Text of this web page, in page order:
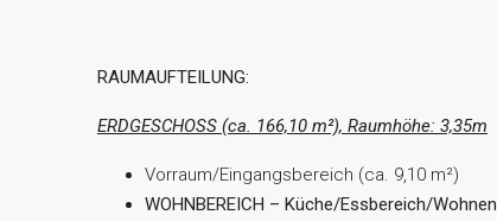
RAUMAUFTEILUNG:
ERDGESCHOSS (ca. 166,10 m²), Raumhöhe: 3,35m
Vorraum/Eingangsbereich (ca. 9,10 m²)
WOHNBEREICH – Küche/Essbereich/Wohnen